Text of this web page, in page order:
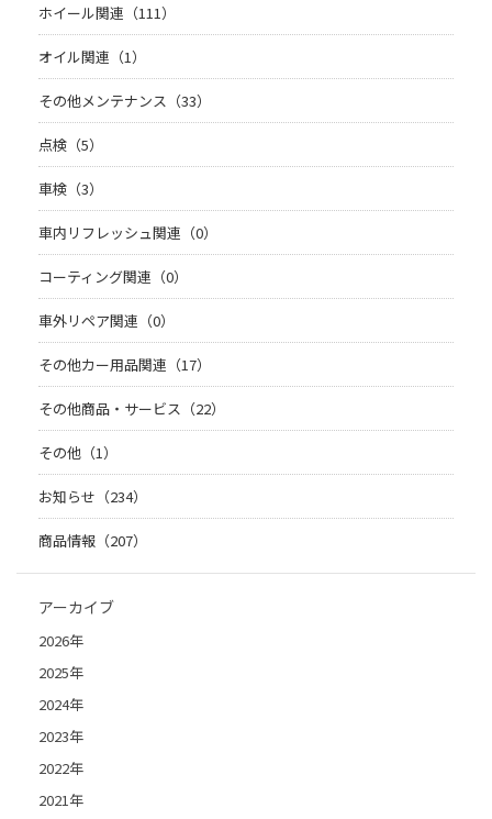
ホイール関連（111）
オイル関連（1）
その他メンテナンス（33）
点検（5）
車検（3）
車内リフレッシュ関連（0）
コーティング関連（0）
車外リペア関連（0）
その他カー用品関連（17）
その他商品・サービス（22）
その他（1）
お知らせ（234）
商品情報（207）
アーカイブ
2026年
2025年
2024年
2023年
2022年
2021年